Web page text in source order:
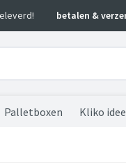
betalen &
Palletboxen Kliko